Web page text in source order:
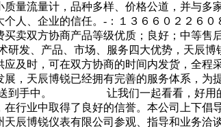
量流量计，品种多样、价格公道，并与
人、企业的信任。-：１３６６０２２６
费买卖双方协商产品等级优质；良好；
产品、市场、服务四大优势，天辰博
应及时，可在双方协商的时间内发货，
，天辰博锐已经拥有完善的服务体系，
产品送到手中。 让我们一起看看，
行业中取得了良好的信誉。本公司上下
天辰博锐仪表有限公司参观、指导和